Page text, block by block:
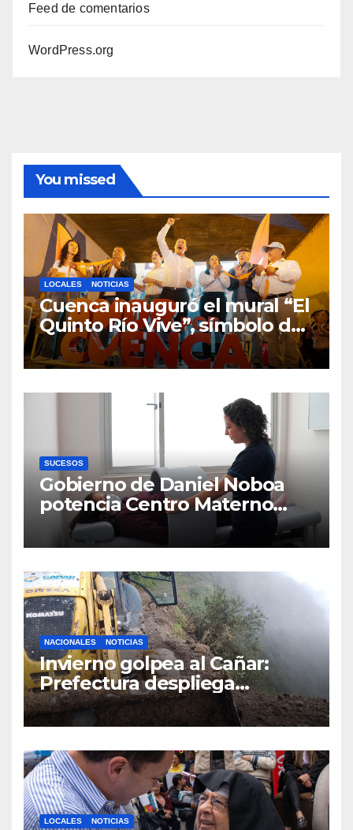
Feed de comentarios
WordPress.org
You missed
LOCALES NOTICIAS
Cuenca inauguró el mural “El
Quinto Río Vive”, símbolo de
la defensa ciudadana del
agua
SUCESOS
Gobierno de Daniel Noboa
potencia Centro Materno
Infantil y Emergencias en
Cuenca con nuevos equipos
NACIONALES NOTICIAS
Invierno golpea al Cañar:
Prefectura despliega
maquinaria en toda la
provincia para mantener las
LOCALES NOTICIAS